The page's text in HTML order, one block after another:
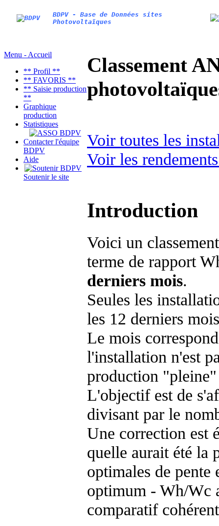
BDPV - Base de Données sites
Photovoltaïques
Menu - Accueil
** Profil **
** FAVORIS **
** Saisie production
**
Graphique
production
Statistiques
Contacter l'équipe
BDPV
Aide
Soutenir le site
Classement
Voir toutes les
Voir les
Introduction
Voici un
terme de rapport
derniers mois.
Seules les
les 12 derniers
Le mois
l'installation n'est
production "pleine"
L'objectif est de
divisant par le
Une correction est
quelle aurait été la
optimales de
optimum - Wh/Wc
comparatif